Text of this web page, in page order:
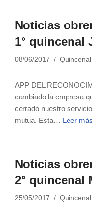
Noticias
1° quincenal
08/06/2017 Quincenal ,
APP DEL
cambiado la empresa
cerrado nuestro
mutua. Esta… Leer
Noticias
2° quincenal
25/05/2017 Quincenal ,